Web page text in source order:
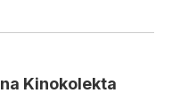
Kinokolekta